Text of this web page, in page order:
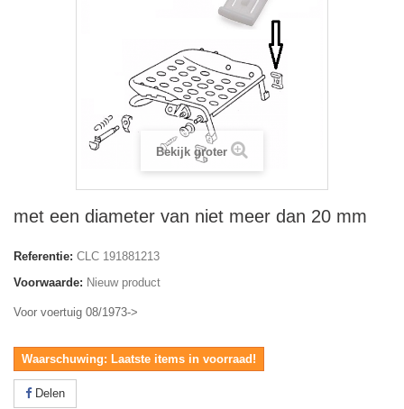
Bekijk groter
met een diameter van niet meer dan 20 mm
Referentie: CLC 191881213
Voorwaarde: Nieuw product
Voor voertuig 08/1973->
Waarschuwing: Laatste items in voorraad!
Delen